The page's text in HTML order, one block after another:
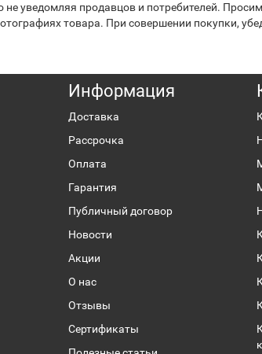
уведомляя продавцов и потребителей.
товара. При совершении покупки,
Информация
Доставка
Рассрочка
Оплата
Гарантия
Публичный договор
Новости
Акции
О нас
Отзывы
Сертификаты